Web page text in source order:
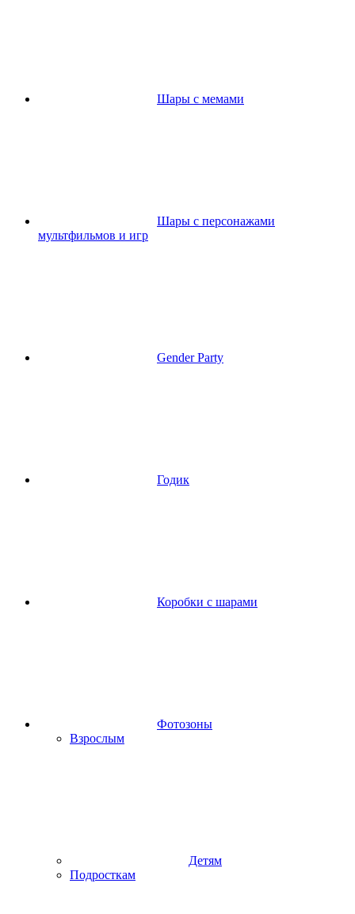
Шары с мемами
Шары с персонажами
мультфильмов и игр
Gender Party
Годик
Коробки с шарами
Фотозоны
Взрослым
Детям
Подросткам